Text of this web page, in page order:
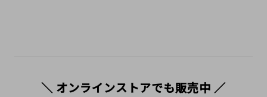
＼ オンラインストアでも販売中 ／